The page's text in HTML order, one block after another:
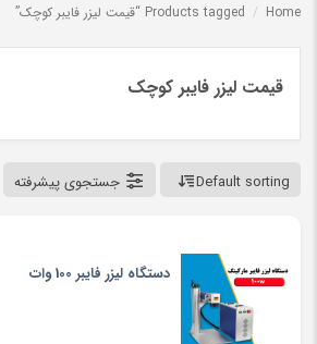
Home
/ Products tagged “قیمت لیزر فایبر کوچک”
قیمت لیزر فایبر کوچک
Default sorting جستجوی پیشرفته
دستگاه لیزر فایبر 100 وات